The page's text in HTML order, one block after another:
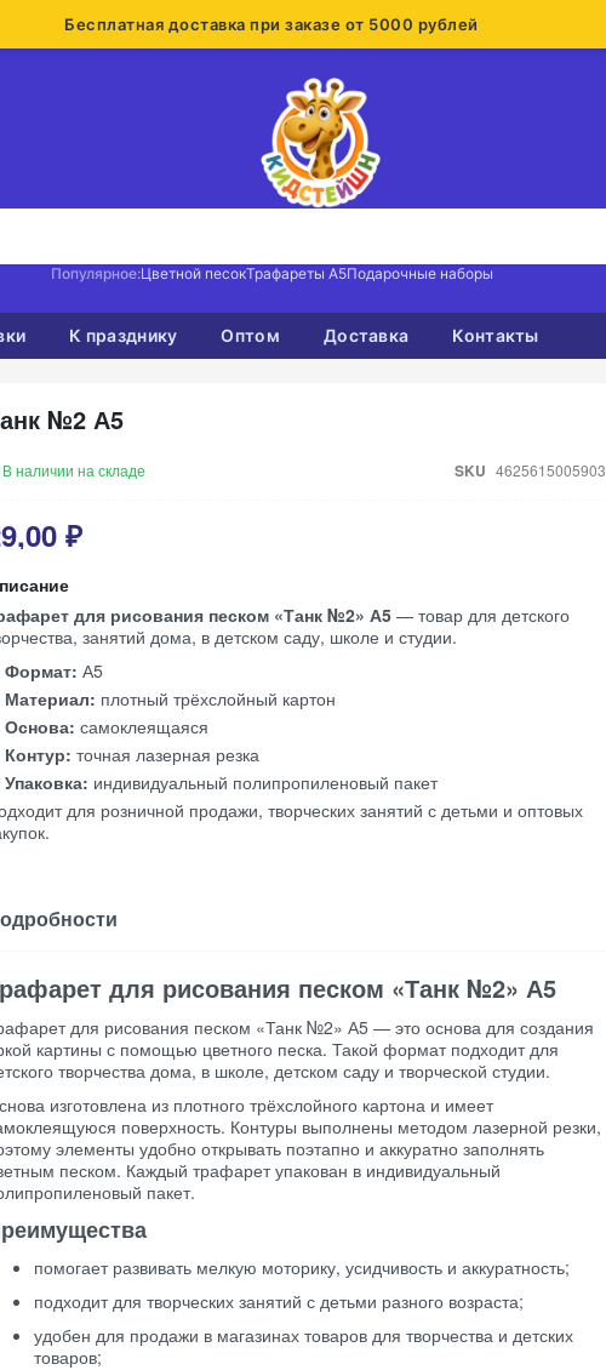
Бесплатная доставка при заказе от 5000 рублей
Популярное:Цветной песокТрафареты А5Подарочные наборы
К празднику Оптом Доставка Контакты
№2 А5
В наличии на складе SKU 4625615005903
₽
для рисования песком «Танк №2» А5 — товар для детского
занятий дома, в детском саду, школе и студии.
Формат: А5
Материал: плотный трёхслойный картон
Основа: самоклеящаяся
Контур: точная лазерная резка
Упаковка: индивидуальный полипропиленовый пакет
для розничной продажи, творческих занятий с детьми и оптовых
для рисования песком «Танк №2» А5
для рисования песком «Танк №2» А5 — это основа для создания
картины с помощью цветного песка. Такой формат подходит для
творчества дома, в школе, детском саду и творческой студии.
изготовлена из плотного трёхслойного картона и имеет
поверхность. Контуры выполнены методом лазерной резки,
элементы удобно открывать поэтапно и аккуратно заполнять
песком. Каждый трафарет упакован в индивидуальный
пакет.
помогает развивать мелкую моторику, усидчивость и аккуратность;
подходит для творческих занятий с детьми разного возраста;
удобен для продажи в магазинах товаров для творчества и детских
товаров;